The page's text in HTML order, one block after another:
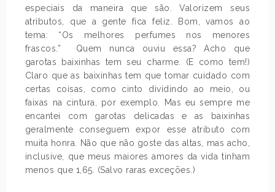
especiais da maneira que são. Valorizem seus
atributos, que a gente fica feliz. Bom, vamos ao
tema: “Os melhores perfumes nos menores
frascos.” Quem nunca ouviu essa? Acho que
garotas baixinhas tem seu charme. (E como tem!)
Claro que as baixinhas tem que tomar cuidado com
certas coisas, como cinto dividindo ao meio, ou
faixas na cintura, por exemplo. Mas eu sempre me
encantei com garotas delicadas e as baixinhas
geralmente conseguem expor esse atributo com
muita honra. Não que não goste das altas, mas acho,
inclusive, que meus maiores amores da vida tinham
menos que 1,65. (Salvo raras exceções.)